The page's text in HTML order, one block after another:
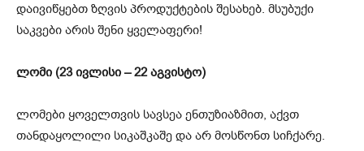
დაივიწყებთ ზღვის პროდუქტების შესახებ. მსუბუქი
საკვები არის შენი ყველაფერი!
ლომი (23 ივლისი – 22 აგვისტო)
ლომები ყოველთვის სავსეა ენთუზიაზმით, აქვთ
თანდაყოლილი სიკაშკაშე და არ მოსწონთ სიჩქარე.